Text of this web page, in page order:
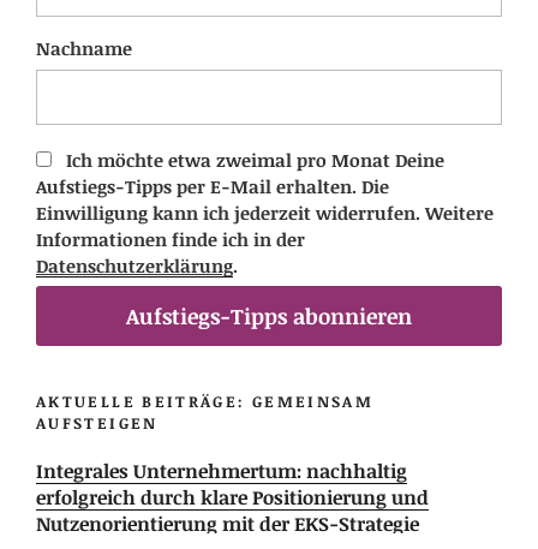
Nachname
Ich möchte etwa zweimal pro Monat Deine
Aufstiegs-Tipps per E-Mail erhalten. Die
Einwilligung kann ich jederzeit widerrufen. Weitere
Informationen finde ich in der
Datenschutzerklärung.
Aufstiegs-Tipps abonnieren
AKTUELLE BEITRÄGE: GEMEINSAM
AUFSTEIGEN
Integrales Unternehmertum: nachhaltig
erfolgreich durch klare Positionierung und
Nutzenorientierung mit der EKS-Strategie